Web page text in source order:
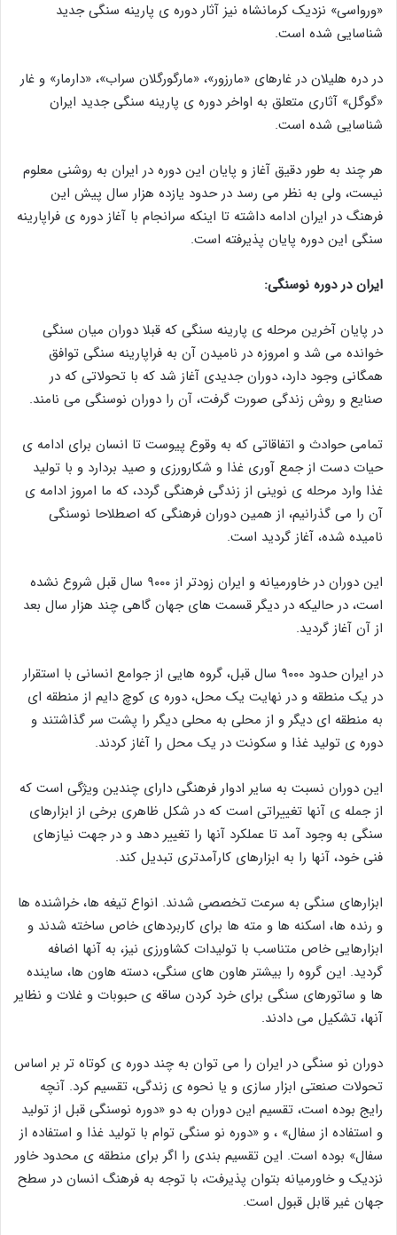
«ورواسی» نزدیک کرمانشاه نیز آثار دوره ی پارینه سنگی جدید
شناسایی شده است.
در دره هلیلان در غارهای «مارزور»، «مارگورگلان سراب»، «دارمار» و غار
«گوگل» آثاری متعلق به اواخر دوره ی پارینه سنگی جدید ایران
شناسایی شده است.
هر چند به طور دقیق آغاز و پایان این دوره در ایران به روشنی معلوم
نیست، ولی به نظر می رسد در حدود یازده هزار سال پیش این
فرهنگ در ایران ادامه داشته تا اینکه سرانجام با آغاز دوره ی فراپارینه
سنگی این دوره پایان پذیرفته است.
ایران در دوره نوسنگی:
در پایان آخرین مرحله ی پارینه سنگی که قبلا دوران میان سنگی
خوانده می شد و امروزه در نامیدن آن به فراپارینه سنگی توافق
همگانی وجود دارد، دوران جدیدی آغاز شد که با تحولاتی که در
صنایع و روش زندگی صورت گرفت، آن را دوران نوسنگی می نامند.
تمامی حوادث و اتفاقاتی که به وقوع پیوست تا انسان برای ادامه ی
حیات دست از جمع آوری غذا و شکارورزی و صید بردارد و با تولید
غذا وارد مرحله ی نوینی از زندگی فرهنگی گردد، که ما امروز ادامه ی
آن را می گذرانیم، از همین دوران فرهنگی که اصطلاحا نوسنگی
نامیده شده، آغاز گردید است.
این دوران در خاورمیانه و ایران زودتر از ۹۰۰۰ سال قبل شروع نشده
است، در حالیکه در دیگر قسمت های جهان گاهی چند هزار سال بعد
از آن آغاز گردید.
در ایران حدود ۹۰۰۰ سال قبل، گروه هایی از جوامع انسانی با استقرار
در یک منطقه و در نهایت یک محل، دوره ی کوچ دایم از منطقه ای
به منطقه ای دیگر و از محلی به محلی دیگر را پشت سر گذاشتند و
دوره ی تولید غذا و سکونت در یک محل را آغاز کردند.
این دوران نسبت به سایر ادوار فرهنگی دارای چندین ویژگی است که
از جمله ی آنها تغییراتی است که در شکل ظاهری برخی از ابزارهای
سنگی به وجود آمد تا عملکرد آنها را تغییر دهد و در جهت نیازهای
فنی خود، آنها را به ابزارهای کارآمدتری تبدیل کند.
ابزارهای سنگی به سرعت تخصصی شدند. انواع تیغه ها، خراشنده ها
و رنده ها، اسکنه ها و مته ها برای کاربردهای خاص ساخته شدند و
ابزارهایی خاص متناسب با تولیدات کشاورزی نیز، به آنها اضافه
گردید. این گروه را بیشتر هاون های سنگی، دسته هاون ها، ساینده
ها و ساتورهای سنگی برای خرد کردن ساقه ی حبوبات و غلات و نظایر
آنها، تشکیل می دادند.
دوران نو سنگی در ایران را می توان به چند دوره ی کوتاه تر بر اساس
تحولات صنعتی ابزار سازی و یا نحوه ی زندگی، تقسیم کرد. آنچه
رایج بوده است، تقسیم این دوران به دو «دوره نوسنگی قبل از تولید
و استفاده از سفال» ، و «دوره نو سنگی توام با تولید غذا و استفاده از
سفال» بوده است. این تقسیم بندی را اگر برای منطقه ی محدود خاور
نزدیک و خاورمیانه بتوان پذیرفت، با توجه به فرهنگ انسان در سطح
جهان غیر قابل قبول است.